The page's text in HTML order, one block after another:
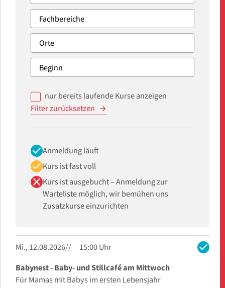
nur bereits laufende Kurse anzeigen
Filter zurücksetzen
checkAnmeldung läuft
checkKurs ist fast voll
closeKurs ist ausgebucht – Anmeldung zur
Warteliste möglich, wir bemühen uns
Zusatzkurse einzurichten
check
Mi., 12.08.2026
15:00 Uhr
Babynest - Baby- und Stillcafé am Mittwoch
Für Mamas mit Babys im ersten Lebensjahr